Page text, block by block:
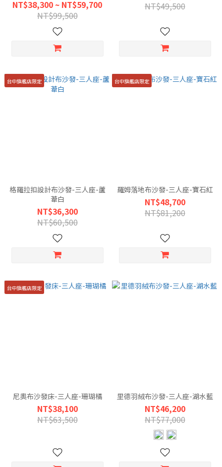
NT$38,300 ~ NT$59,700
NT$99,500
NT$49,500
台中旗艦店限定
格羅拉扣設計布沙發-三人座-蘆
葦白
NT$36,300
NT$60,500
台中旗艦店限定
羅姆落地布沙發-三人座-寶石紅
NT$48,700
NT$81,200
台中旗艦店限定
尼奧布沙發床-三人座-珊瑚橘
NT$38,100
NT$63,500
里德羽絨布沙發-三人座-湖水藍
NT$46,200
NT$77,000